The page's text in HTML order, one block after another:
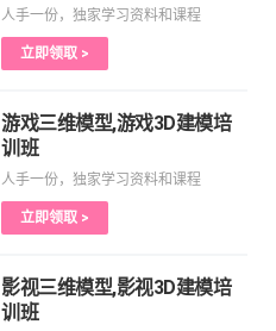
人手一份，独家学习资料和课程
立即领取 >
游戏三维模型,游戏3D建模培
训班
人手一份，独家学习资料和课程
立即领取 >
影视三维模型,影视3D建模培
训班